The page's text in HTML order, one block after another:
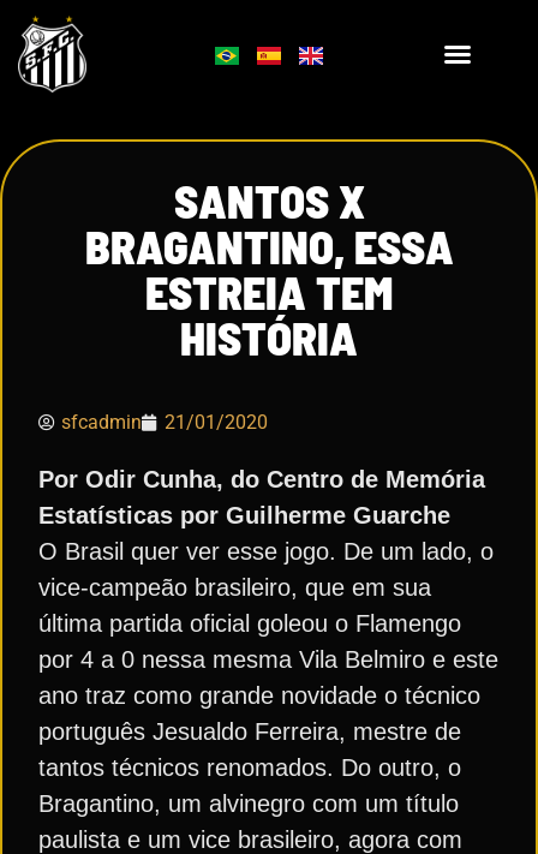
SANTOS X
BRAGANTINO, ESSA
ESTREIA TEM
HISTÓRIA
sfcadmin 21/01/2020
Por Odir Cunha, do Centro de Memória
Estatísticas por Guilherme Guarche
O Brasil quer ver esse jogo. De um lado, o
vice-campeão brasileiro, que em sua
última partida oficial goleou o Flamengo
por 4 a 0 nessa mesma Vila Belmiro e este
ano traz como grande novidade o técnico
português Jesualdo Ferreira, mestre de
tantos técnicos renomados. Do outro, o
Bragantino, um alvinegro com um título
paulista e um vice brasileiro, agora com